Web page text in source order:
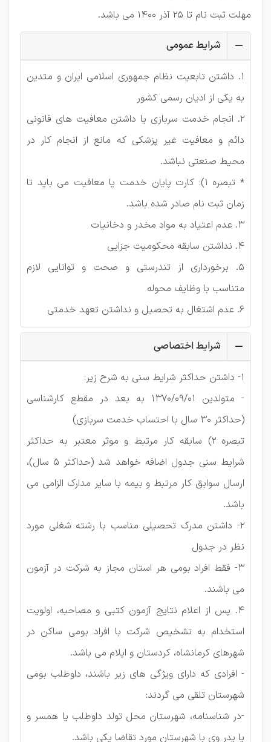
مهلت ثبت نام تا 25 آذر 1400 می باشد.
شرایط عمومی
1. داشتن تابعیت نظام جمهوری اسلامی ایران و متدین
به یکی از ادیان رسمی کشور
2. انجام خدمت سربازی یا داشتن معافیت های قانونی
دائم و معافیت غیر پزشکی که مانع از انجام کار در
محیط صنعتی نباشد.
* تبصره 1): کارت پایان خدمت یا معافیت می باید تا
زمان ثبت نام صادر شده باشد.
3. عدم اعتیاد به مواد مخدر و دخانیات
4. نداشتن سابقه محکومیت جزایی
5. برخورداری از تندرستی و صحت و توانایی لازم
متناسب با وظایف محوله
6. عدم اشتغال به تحصیل و نداشتن تعهد خدمتی
شرایط اختصاصی
1- داشتن حداکثر شرایط سنی به شرح زیر:
- متولدین 1370/09/01 به بعد در مقطع کارشناسی
(حداکثر 30 سال با احتساب خدمت سربازی)
تبصره 2) سابقه کار مرتبط و موثر معتبر به حداکثر
شرایط سنی جدول اضافه خواهد شد (حداکثر 5 سال)،
ارسال سوابق کار مرتبط و بیمه با سایر مدارک الزامی می
باشد.
2- داشتن مدرک تحصیلی مناسب با رشته شغلی مورد
نظر در جدول
3- فقط افراد بومی هر استان مجاز به شرکت در آزمون
می باشند.
4. پس از اعلام نتایج آزمون کتبی و مصاحبه، اولویت
استخدام به تشخیص شرکت با افراد بومی ساکن در
شهرهای کرمانشاه، کردستان و ایلام می باشد.
- افرادی که دارای ویژگی های زیر باشند، داوطلب بومی
شهرستان تلقی می گردند:
-در شناسنامه، شهرستان محل تولد داوطلب یا همسر و
یا پدر وی با شهرستان مورد تقاضا یکی باشد.